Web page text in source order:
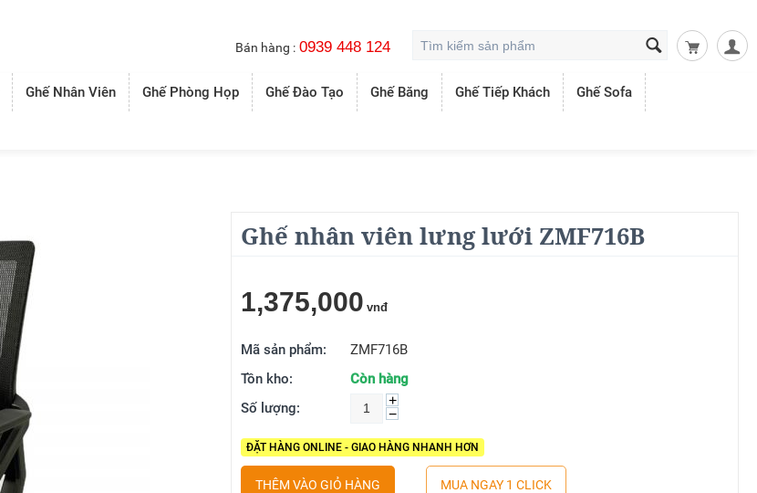
Giỏ hàng
Bán hàng : 0939 448 124
Ghế Nhân Viên Ghế Phòng Họp Ghế Đào Tạo Ghế Băng Ghế Tiếp Khách Ghế Sofa
Ghế nhân viên lưng lưới ZMF716B
1,375,000 vnđ
Mã sản phẩm:
ZMF716B
Tồn kho:
Còn hàng
Số lượng:
+
−
ĐẶT HÀNG ONLINE - GIAO HÀNG NHANH HƠN
THÊM VÀO GIỎ HÀNG MUA NGAY 1 CLICK